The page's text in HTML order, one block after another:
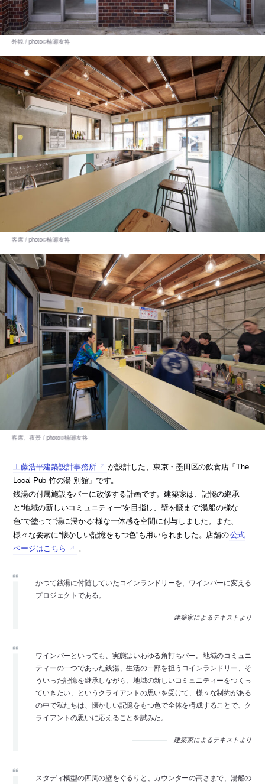
工藤浩平建築設計事務所
が設計した、東京・墨田区の飲食店「The
Local Pub 竹の湯 別館」です。
銭湯の付属施設をバーに改修する計画です。建築家は、記憶の継承
と“地域の新しいコミュニティー”を目指し、壁を腰まで“湯船の様な
色”で塗って“湯に浸かる”様な一体感を空間に付与しました。また、
様々な要素に“懐かしい記憶をもつ色”も用いられました。店舗の公式
ページはこちら
。
かつて銭湯に付随していたコインランドリーを、ワインバーに変える
プロジェクトである。
建築家によるテキストより
ワインバーといっても、実態はいわゆる角打ちバー。地域のコミュニ
ティーの一つであった銭湯、生活の一部を担うコインランドリー、そ
ういった記憶を継承しながら、地域の新しいコミュニティーをつくっ
ていきたい、というクライアントの思いを受けて、様々な制約がある
の中で私たちは、懐かしい記憶をもつ色で全体を構成することで、ク
ライアントの思いに応えることを試みた。
建築家によるテキストより
スタディ模型の四周の壁をぐるりと、カウンターの高さまで、湯船の